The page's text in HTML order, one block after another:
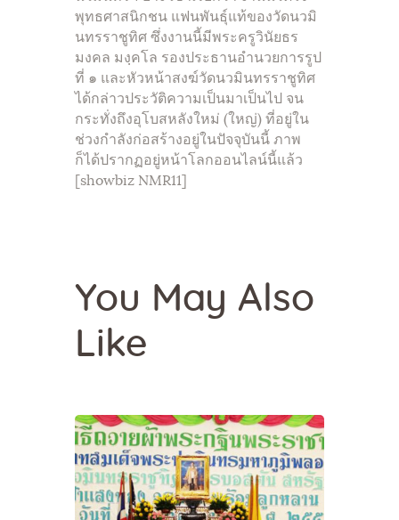
พุทธศาสนิกชน แฟนพันธุ์แท้ของวัดนวมิ
นทรราชูทิศ ซึ่งงานนี้มีพระครูวินัยธร
มงคล มงฺคโล รองประธานอำนวยการรูป
ที่ ๑ และหัวหน้าสงฆ์วัดนวมินทรราชูทิศ
ได้กล่าวประวัติความเป็นมาเป็นไป จน
กระทั่งถึงอุโบสหลังใหม่ (ใหญ่) ที่อยู่ใน
ช่วงกำลังก่อสร้างอยู่ในปัจจุบันนี้ ภาพ
ก็ได้ปรากฏอยู่หน้าโลกออนไลน์นี้แล้ว
[showbiz NMR11]
You May Also
Like